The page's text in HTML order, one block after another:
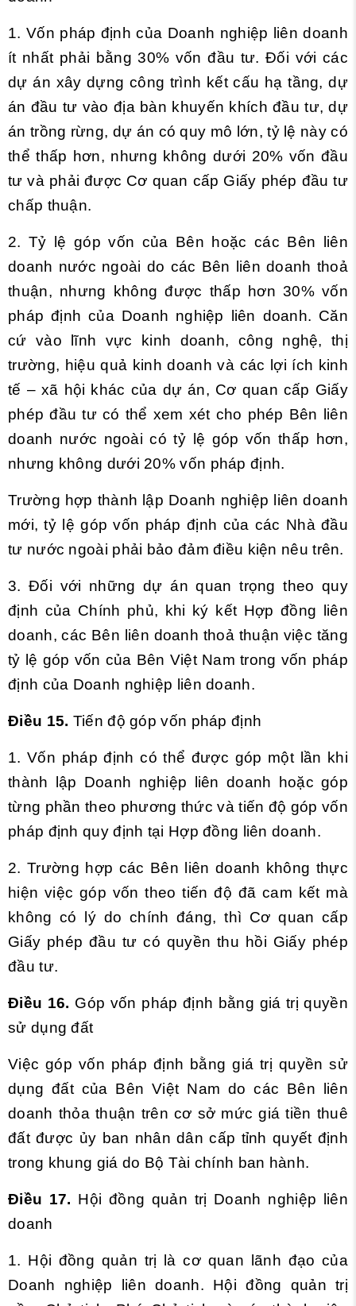
1. Vốn pháp định của Doanh nghiệp liên doanh
ít nhất phải bằng 30% vốn đầu tư. Đối với các
dự án xây dựng công trình kết cấu hạ tầng, dự
án đầu tư vào địa bàn khuyến khích đầu tư, dự
án trồng rừng, dự án có quy mô lớn, tỷ lệ này có
thể thấp hơn, nhưng không dưới 20% vốn đầu
tư và phải được Cơ quan cấp Giấy phép đầu tư
chấp thuận.
2. Tỷ lệ góp vốn của Bên hoặc các Bên liên
doanh nước ngoài do các Bên liên doanh thoả
thuận, nhưng không được thấp hơn 30% vốn
pháp định của Doanh nghiệp liên doanh. Căn
cứ vào lĩnh vực kinh doanh, công nghệ, thị
trường, hiệu quả kinh doanh và các lợi ích kinh
tế – xã hội khác của dự án, Cơ quan cấp Giấy
phép đầu tư có thể xem xét cho phép Bên liên
doanh nước ngoài có tỷ lệ góp vốn thấp hơn,
nhưng không dưới 20% vốn pháp định.
Trường hợp thành lập Doanh nghiệp liên doanh
mới, tỷ lệ góp vốn pháp định của các Nhà đầu
tư nước ngoài phải bảo đảm điều kiện nêu trên.
3. Đối với những dự án quan trọng theo quy
định của Chính phủ, khi ký kết Hợp đồng liên
doanh, các Bên liên doanh thoả thuận việc tăng
tỷ lệ góp vốn của Bên Việt Nam trong vốn pháp
định của Doanh nghiệp liên doanh.
Điều 15. Tiến độ góp vốn pháp định
1. Vốn pháp định có thể được góp một lần khi
thành lập Doanh nghiệp liên doanh hoặc góp
từng phần theo phương thức và tiến độ góp vốn
pháp định quy định tại Hợp đồng liên doanh.
2. Trường hợp các Bên liên doanh không thực
hiện việc góp vốn theo tiến độ đã cam kết mà
không có lý do chính đáng, thì Cơ quan cấp
Giấy phép đầu tư có quyền thu hồi Giấy phép
đầu tư.
Điều 16. Góp vốn pháp định bằng giá trị quyền
sử dụng đất
Việc góp vốn pháp định bằng giá trị quyền sử
dụng đất của Bên Việt Nam do các Bên liên
doanh thỏa thuận trên cơ sở mức giá tiền thuê
đất được ủy ban nhân dân cấp tỉnh quyết định
trong khung giá do Bộ Tài chính ban hành.
Điều 17. Hội đồng quản trị Doanh nghiệp liên
doanh
1. Hội đồng quản trị là cơ quan lãnh đạo của
Doanh nghiệp liên doanh. Hội đồng quản trị